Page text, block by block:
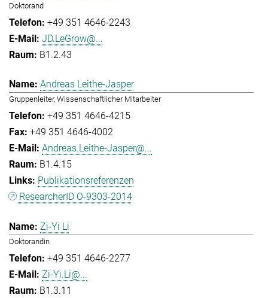
Doktorand
+49 351 4646-2243
JD.LeGrow@...
B1.2.43
Andreas Leithe-Jasper
Gruppenleiter, Wissenschaftlicher Mitarbeiter
+49 351 4646-4215
+49 351 4646-4002
Andreas.Leithe-Jasper@...
B1.4.15
Publikationsreferenzen
ResearcherID O-9303-2014
Zi-Yi Li
Doktorandin
+49 351 4646-2277
Zi-Yi.Li@...
B1.3.11